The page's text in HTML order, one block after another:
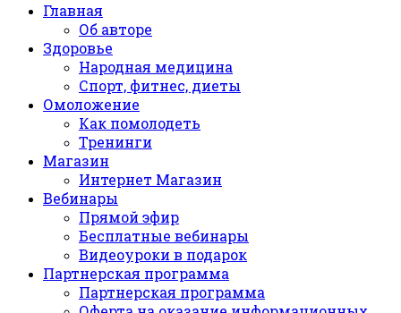
Главная
Об авторе
Здоровье
Народная медицина
Спорт, фитнес, диеты
Омоложение
Как помолодеть
Тренинги
Магазин
Интернет Магазин
Вебинары
Прямой эфир
Бесплатные вебинары
Видеоуроки в подарок
Партнерская программа
Партнерская программа